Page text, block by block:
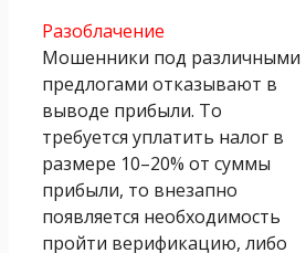
Разоблачение
Мошенники под различными
предлогами отказывают в
выводе прибыли. То
требуется уплатить налог в
размере 10–20% от суммы
прибыли, то внезапно
появляется необходимость
пройти верификацию, либо